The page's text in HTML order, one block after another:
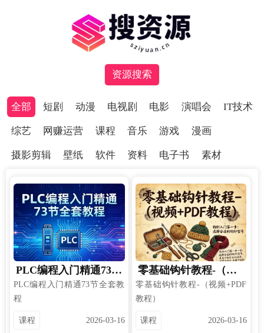
资源搜索
全部 短剧 动漫 电视剧 电影 演唱会 IT技术
综艺 网赚运营 课程 音乐 游戏 漫画
摄影剪辑 壁纸 软件 资料 电子书 素材
PLC编程入门精通73节
全套教程
PLC编程入门精通73节全套教
程
课程 2026-03-16
零基础钩针教程-（视
频+PDF教程）
零基础钩针教程-（视频+PDF
教程）
课程 2026-03-16